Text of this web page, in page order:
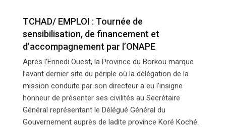
TCHAD/ EMPLOI : Tournée de
sensibilisation, de financement et
d’accompagnement par l’ONAPE
Après l’Ennedi Ouest, la Province du Borkou marque
l’avant dernier site du périple où la délégation de la
mission conduite par son directeur a eu l’insigne
honneur de présenter ses civilités au Secrétaire
Général représentant le Délégué Général du
Gouvernement auprès de ladite province Koré Koché.